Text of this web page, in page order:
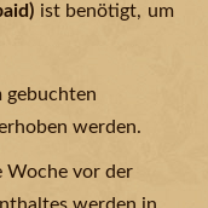
ist benötigt, um
gebuchten
werden.
Woche vor der